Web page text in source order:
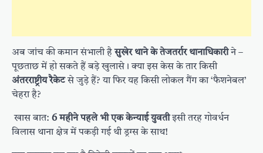
अब जांच की कमान संभाली हैसुखेर थाने के तेजतर्रार थानाधिकारीने –
पूछताछ में हो सकते हैं बड़े खुलासे। क्या इस केस के तार किसी
अंतरराष्ट्रीय रैकेटसे जुड़े हैं? या फिर यह किसी लोकल गैंग का ‘फैशनेबल’
चेहरा है?
खास बात: 6 महीने पहले भी एक केन्याई युवतीइसी तरह गोवर्धन
विलास थाना क्षेत्र में पकड़ी गई थी ड्रग्स के साथ!